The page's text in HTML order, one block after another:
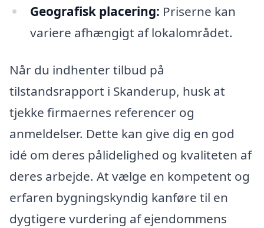
Geografisk placering: Priserne kan
variere afhængigt af lokalområdet.
Når du indhenter tilbud på
tilstandsrapport i Skanderup, husk at
tjekke firmaernes referencer og
anmeldelser. Dette kan give dig en god
idé om deres pålidelighed og kvaliteten af
deres arbejde. At vælge en kompetent og
erfaren bygningskyndig kanføre til en
dygtigere vurdering af ejendommens